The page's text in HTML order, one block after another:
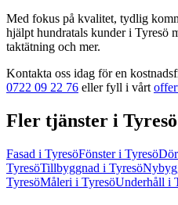
Med fokus på kvalitet, tydlig
hjälpt hundratals kunderi Tyresö
taktätning och mer.
Kontakta oss idag för en
0722 09 22 76 eller fyll i vårt
Fler tjänster i Tyresö
Fasad i TyresöFönster i Tyresö
TyresöTillbyggnad i Tyresö
TyresöMåleri i TyresöUnderhåll i